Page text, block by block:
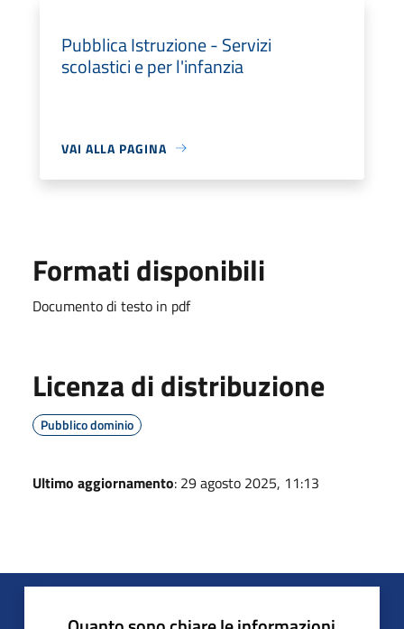
Pubblica Istruzione - Servizi
scolastici e per l'infanzia
VAI ALLA PAGINA
Formati disponibili
Documento di testo in pdf
Licenza di distribuzione
Pubblico dominio
Ultimo aggiornamento: 29 agosto 2025, 11:13